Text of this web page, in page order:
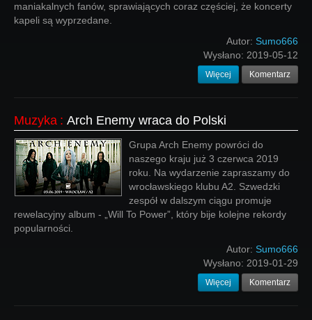
maniakalnych fanów, sprawiających coraz częściej, że koncerty
kapeli są wyprzedane.
Autor: Sumo666
Wysłano: 2019-05-12
Więcej Komentarz
Muzyka : Arch Enemy wraca do Polski
Grupa Arch Enemy powróci do
naszego kraju już 3 czerwca 2019
roku. Na wydarzenie zapraszamy do
wrocławskiego klubu A2. Szwedzki
zespół w dalszym ciągu promuje
rewelacyjny album - „Will To Power”, który bije kolejne rekordy
popularności.
Autor: Sumo666
Wysłano: 2019-01-29
Więcej Komentarz